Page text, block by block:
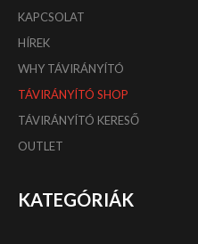
KAPCSOLAT
HÍREK
WHY TÁVIRÁNYÍTÓ
TÁVIRÁNYÍTÓ SHOP
TÁVIRÁNYÍTÓ KERESŐ
OUTLET
KATEGÓRIÁK